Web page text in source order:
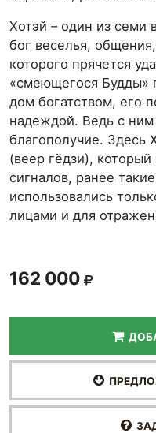
Хотэй – один из семи
бог веселья,
которого прячется
«смеющегося Будды»
дом богатством, его
надеждой. Ведь с
благополучие. Здесь
(веер гёдзи), который
сигналов, ранее
использовались
лицами и для
162 000